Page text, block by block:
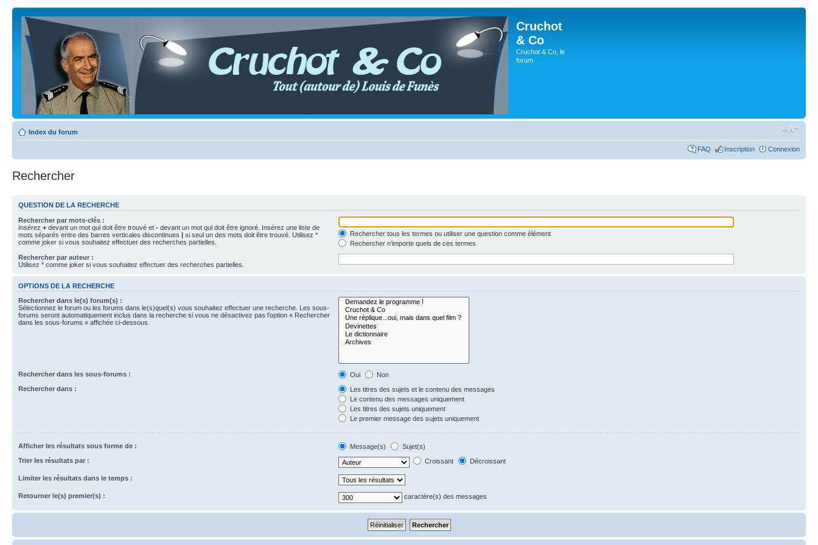
Cruchot
& Co
Cruchot & Co, le
forum
Index du forum
FAQ Inscription Connexion
Rechercher
QUESTION DE LA RECHERCHE
Rechercher par mots-clés :
Insérez + devant un mot qui doit être trouvé et - devant un mot qui doit être ignoré. Insérez une liste de
mots séparés entre des barres verticales discontinues | si seul un des mots doit être trouvé. Utilisez *
comme joker si vous souhaitez effectuer des recherches partielles.
Rechercher tous les termes ou utiliser une question comme élément
Rechercher n’importe quels de ces termes
Rechercher par auteur :
Utilisez * comme joker si vous souhaitez effectuer des recherches partielles.
OPTIONS DE LA RECHERCHE
Rechercher dans le(s) forum(s) :
Sélectionnez le forum ou les forums dans le(s)quel(s) vous souhaitez effectuer une recherche. Les sous-
forums seront automatiquement inclus dans la recherche si vous ne désactivez pas l’option « Rechercher
dans les sous-forums » affichée ci-dessous.
Rechercher dans les sous-forums : Oui
Non
Rechercher dans :
Les titres des sujets et le contenu des messages
Le contenu des messages uniquement
Les titres des sujets uniquement
Le premier message des sujets uniquement
Afficher les résultats sous forme de : Message(s)
Sujet(s)
Trier les résultats par :
Croissant Décroissant
Limiter les résultats dans le temps :
Retourner le(s) premier(s) : caractère(s) des messages